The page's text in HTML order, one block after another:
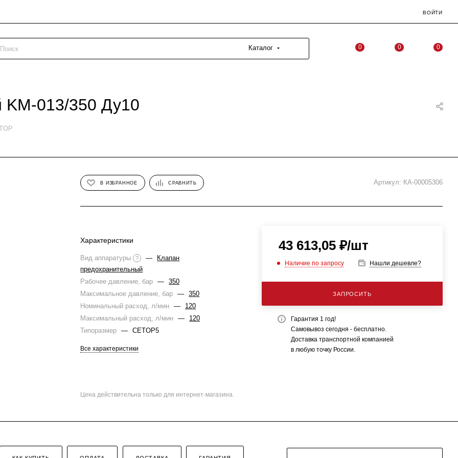
ВОЙТИ
Каталог 0 0 0
KM-013/350 Ду10
В ИЗБРАННОЕ СРАВНИТЬ Артикул: КА-00005306
Характеристики
Вид аппаратуры ? —
Клапан
предохранительный
Рабочее давление, бар
—
350
Максимальное давление, бар
—
350
Номинальный расход, л/мин
—
120
Максимальный расход, л/мин
—
120
Типоразмер
— CETOP5
Все характеристики
43 613,05₽/шт
Наличие по запросу Нашли дешевле?
ЗАПРОСИТЬ
Гарантия 1 год!
Самовывоз сегодня - бесплатно.
Доставка транспортной компанией
в любую точку России.
Цена действительна только для интернет-магазина.